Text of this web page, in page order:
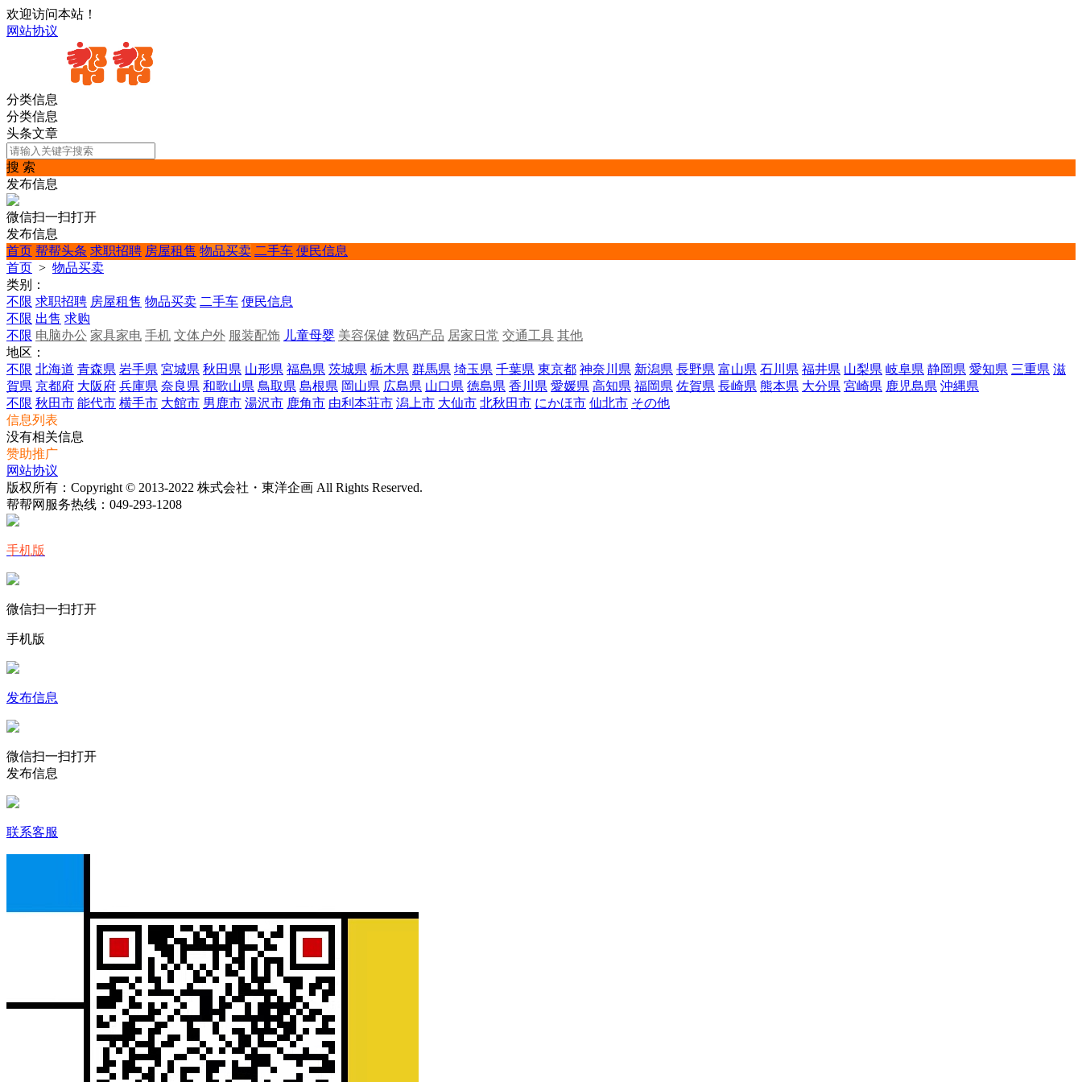
欢迎访问本站！
网站协议
分类信息
分类信息
头条文章
搜 索
发布信息
微信扫一扫打开
发布信息
首页 帮帮头条 求职招聘 房屋租售 物品买卖 二手车 便民信息
首页 > 物品买卖
类别：
不限 求职招聘 房屋租售 物品买卖 二手车 便民信息
不限 出售 求购
不限 电脑办公 家具家电 手机 文体户外 服装配饰 儿童母婴 美容保健 数码产品 居家日常 交通工具 其他
地区：
不限 北海道 青森県 岩手県 宮城県 秋田県 山形県 福島県 茨城県 栃木県 群馬県 埼玉県 千葉県 東京都 神奈川県 新潟県 長野県 富山県 石川県 福井県 山梨県 岐阜県 静岡県 愛知県 三重県 滋
賀県 京都府 大阪府 兵庫県 奈良県 和歌山県 鳥取県 島根県 岡山県 広島県 山口県 徳島県 香川県 愛媛県 高知県 福岡県 佐賀県 長崎県 熊本県 大分県 宮崎県 鹿児島県 沖縄県
不限 秋田市 能代市 横手市 大館市 男鹿市 湯沢市 鹿角市 由利本荘市 潟上市 大仙市 北秋田市 にかほ市 仙北市 その他
信息列表
没有相关信息
赞助推广
网站协议
版权所有：Copyright © 2013-2022 株式会社・東洋企画 All Rights Reserved.
帮帮网服务热线： 049-293-1208
手机版
微信扫一扫打开
手机版
发布信息
微信扫一扫打开
发布信息
联系客服